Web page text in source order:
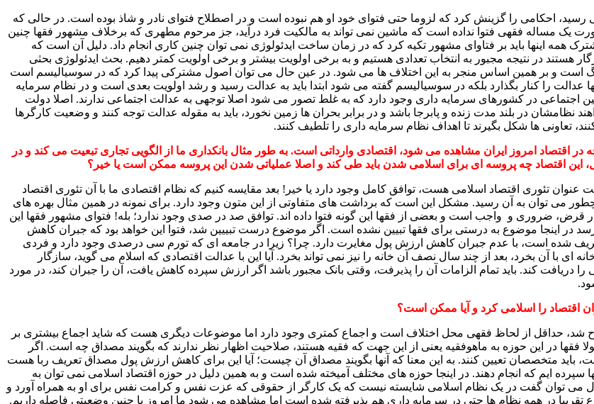
احکامی را گزینش کرد که لزوما حتی فتوای خود او هم نبوده است و در اصطلاح فتوای نادر و شاذ بوده است. در حالی که
یک مساله فقهی فتوا نداده است که ماشین نمی تواند به مالکیت فرد درآید، جز مرحوم مطهری که برخلاف مشهور فقها چنین
اینها باید بر فتاوای مشهور تکیه کرد که در زمان ساخت ایدئولوژی نمی توان چنین کاری انجام داد. دلیل آن است که
هستند در نتیجه مجبور به انتخاب تعدادی هستیم و به برخی اولویت بیشتر و برخی اولویت کمتر دهیم. بحث ایدئولوژی بحثی
است و بر همین اساس منجر به این اختلاف ها می شود. در عین حال می توان اصول مشترکی پیدا کرد که در سوسیالیسم است
عدالت را کنار بگذارد بلکه در سوسیالیسم گفته می شود ابتدا باید به عدالت رسید و رشد اولویت بعدی است و در نظام سرمایه
اجتماعی در کشورهای سرمایه داری وجود دارد که به غلط تصور می شود اصلا توجهی به عدالت اجتماعی ندارند. اصلا دولت
نظامشان در بلند مدت زنده و پابرجا باشد و در برابر بحران ها زمین نخورد، باید به مقوله عدالت توجه کنند و وضعیت کارگرها
تعاونی ها شکل بگیرند تا اهداف نظام سرمایه داری را تلطیف کنند.
در اقتصاد امروز ایران مشاهده می شود، اقتصادی وارداتی است. به طور مثال بانکداری ما از الگویی تجاری تبعیت می کند و در
این اقتصاد چه پروسه ای برای اسلامی شدن باید طی کند و اصلا عملیاتی شدن این پروسه ممکن است یا خیر؟
تئوری اقتصاد اسلامی هست، توافق کامل وجود دارد یا خیر! بعد مقایسه کنیم که نظام اقتصادی ما با آن تئوری اقتصاد
می توان به آن رسید. مشکل این است که برداشت های متفاوتی از این متون وجود دارد. برای نمونه در همین مثال بهره های
ضروری و واجب است و بعضی از فقها این گونه فتوا داده اند. توافق صد در صدی وجود ندارد؛ بله! فتوای مشهور فقها این
اینجا موضوع به درستی برای فقها تبیین نشده است. اگر موضوع درست تبییین شد، فتوا این خواهد بود که جبران کاهش
شده است، با عدم جبران کاهش ارزش پول مغایرت دارد. چرا؟ زیرا در جامعه ای که تورم سی درصدی وجود دارد و فردی
با آن بخرد، بعد از چند سال نصف آن خانه را نیز نمی تواند بخرد. آیا این با عدالت اقتصادی که اسلام می گوید، سازگار
دریافت کند. باید تمام الزامات آن را پذیرفت، وقتی بانک مجبور باشد اگر ارزش سپرده کاهش یافت، آن را جبران کند، در مورد
اقتصاد را اسلامی کرد و آیا ممکن است؟
شد، حداقل از لحاظ فقهی محل اختلاف است و اجماع کمتری وجود دارد اما موضوعات دیگری هست که شاید اجماع بیشتری بر
فقها در این حوزه به ماهوفقیه یعنی از این جهت که فقیه هستند، صلاحیت اظهار نظر ندارند که بگویند مصداق چه است. اگر
متخصصان تعیین کنند. به این معنا که آنها بگویند مصداق آن چیست؛ آیا این برای کاهش ارزش پول مصداق تعریف ربا هست
ایم که انجام دهند. در اینجا حوزه های مختلف آمیخته شده است و به همین دلیل در حوزه اقتصاد اسلامی نمی توان به
مثال می توان گفت در یک نظام اسلامی شایسته نیست که یک کارگر از حقوقی که عزت نفس و کرامت نفس برای او به همراه آورد و
تقریبا در همه نظام ها حتی در سرمایه داری هم پذیرفته شده است اما مشاهده می شود ما امروز با چنین وضعیتی فاصله داریم.